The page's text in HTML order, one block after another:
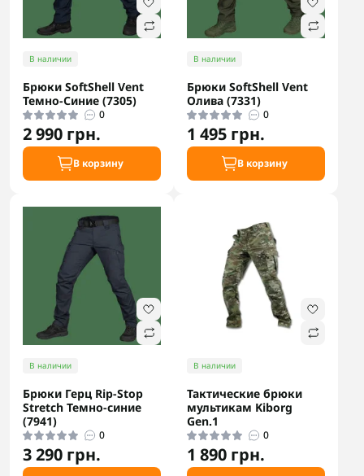
В наличии
Брюки SoftShell Vent
Темно-Синие (7305)
0
2 990 грн.
В корзину
В наличии
Брюки SoftShell Vent
Олива (7331)
0
1 495 грн.
В корзину
В наличии
Брюки Герц Rip-Stop
Stretch Темно-синие
(7941)
0
3 290 грн.
В наличии
Тактические брюки
мультикам Kiborg
Gen.1
0
1 890 грн.